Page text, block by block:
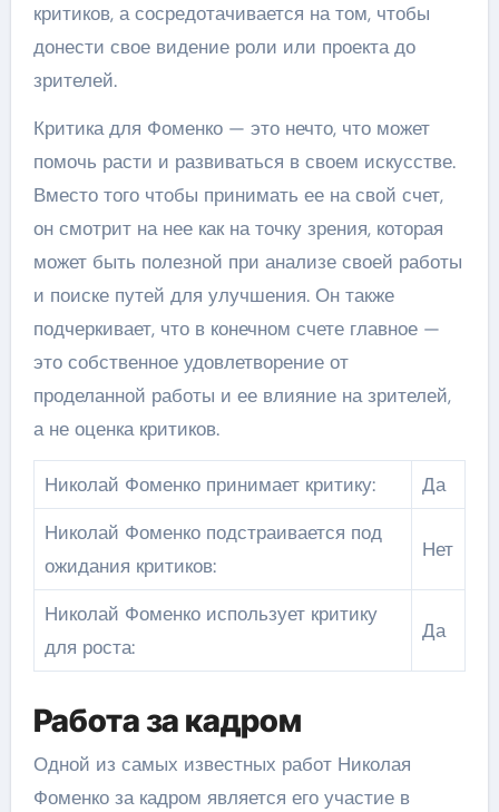
критиков, а сосредотачивается на том, чтобы
донести свое видение роли или проекта до
зрителей.
Критика для Фоменко — это нечто, что может
помочь расти и развиваться в своем искусстве.
Вместо того чтобы принимать ее на свой счет,
он смотрит на нее как на точку зрения, которая
может быть полезной при анализе своей работы
и поиске путей для улучшения. Он также
подчеркивает, что в конечном счете главное —
это собственное удовлетворение от
проделанной работы и ее влияние на зрителей,
а не оценка критиков.
Николай Фоменко принимает критику:
Да
Николай Фоменко подстраивается под
ожидания критиков:
Нет
Николай Фоменко использует критику
для роста:
Да
Работа за кадром
Одной из самых известных работ Николая
Фоменко за кадром является его участие в